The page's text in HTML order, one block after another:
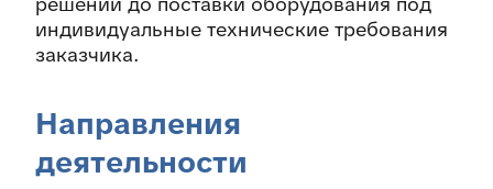
индивидуальные технические требования
заказчика.
Направления
деятельности